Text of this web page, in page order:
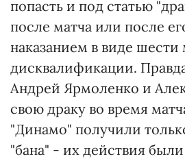
попасть и под статью
после матча или после
наказанием в виде шести
дисквалификации.
Андрей Ярмоленко и
свою драку во время
"Динамо" получили
"бана" - их действия